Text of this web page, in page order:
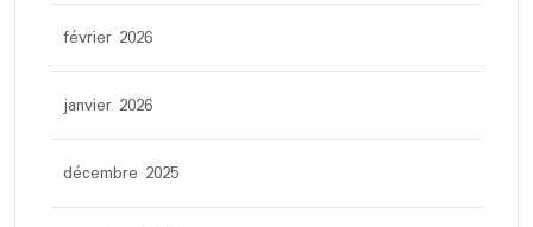
février 2026
janvier 2026
décembre 2025